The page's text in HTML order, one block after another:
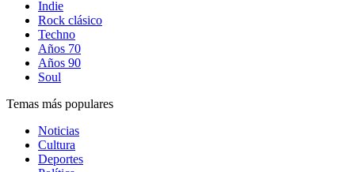
Indie
Rock clásico
Techno
Años 70
Años 90
Soul
Temas más populares
Noticias
Cultura
Deportes